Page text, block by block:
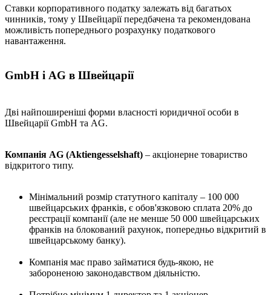
Ставки корпоративного податку залежать від багатьох
чинників, тому у Швейцарії передбачена та рекомендована
можливість попереднього розрахунку податкового
навантаження.
GmbH і AG в Швейцарії
Дві найпоширеніші форми власності юридичної особи в
Швейцарії GmbH та AG.
Компанія AG (Aktiengesselshaft) – акціонерне товариство
відкритого типу.
Мінімальний розмір статутного капіталу – 100 000
швейцарських франків, є обов'язковою сплата 20% до
реєстрації компанії (але не менше 50 000 швейцарських
франків на блокований рахунок, попередньо відкритий в
швейцарському банку).
Компанія має право займатися будь-якою, не
забороненою законодавством діяльністю.